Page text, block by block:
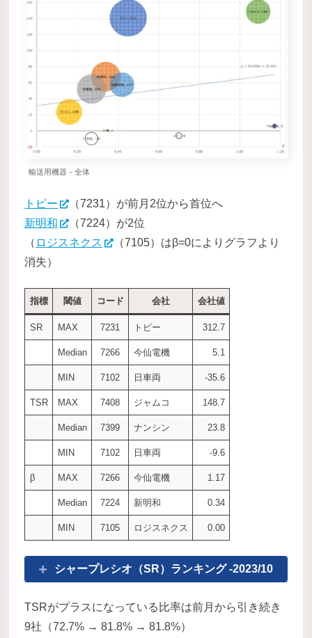
輸送用機器－全体
トピー
（7231）が前月2位から首位へ
新明和
（7224）が2位
（ ロジスネクス
（7105）はβ=0によりグラフより
消失）
指標 閾値 コード 会社 会社値
SR MAX 7231 トピー 312.7
Median 7266 今仙電機 5.1
MIN 7102 日車両 -35.6
TSR MAX 7408 ジャムコ 148.7
Median 7399 ナンシン 23.8
MIN 7102 日車両 -9.6
β MAX 7266 今仙電機 1.17
Median 7224 新明和 0.34
MIN 7105 ロジスネクス 0.00
シャープレシオ（SR）ランキング -2023/10
TSRがプラスになっている比率は前月から引き続き
9社（72.7% → 81.8% → 81.8%）